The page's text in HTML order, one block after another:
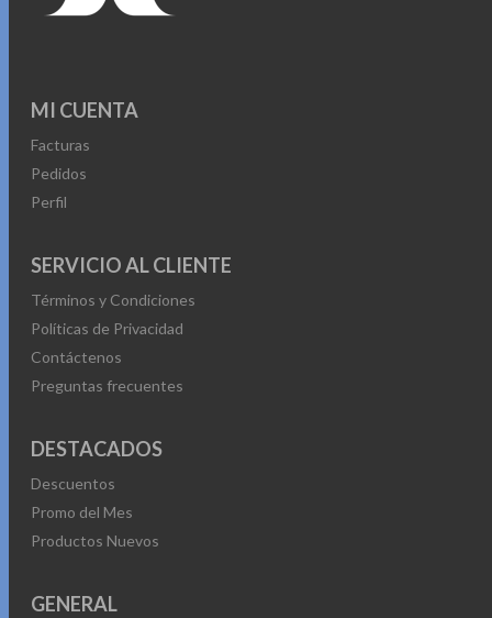
MI CUENTA
Facturas
Pedidos
Perfil
SERVICIO AL CLIENTE
Términos y Condiciones
Políticas de Privacidad
Contáctenos
Preguntas frecuentes
DESTACADOS
Descuentos
Promo del Mes
Productos Nuevos
GENERAL